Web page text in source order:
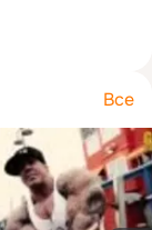
Все